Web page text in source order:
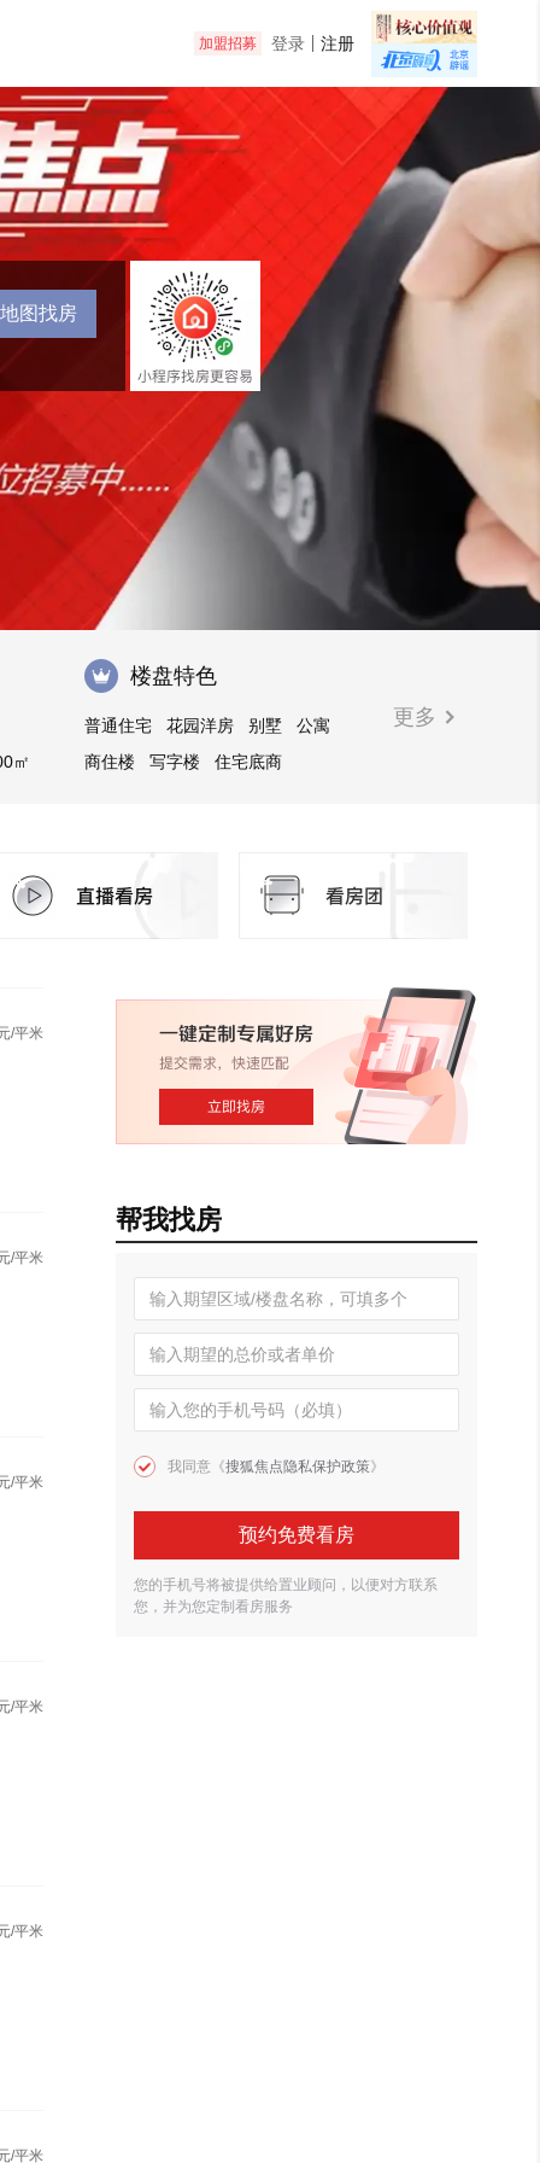
加盟招募 登录 注册
地图找房
㎡
楼盘特色
普通住宅 花园洋房 别墅
公寓
商住楼
写字楼
住宅底商
更多
/平米
/平米
/平米
/平米
/平米
/平米
帮我找房
我同意《搜狐焦点隐私保护政策》
预约免费看房
您的手机号将被提供给置业顾问，以便对方联系
您，并为您定制看房服务